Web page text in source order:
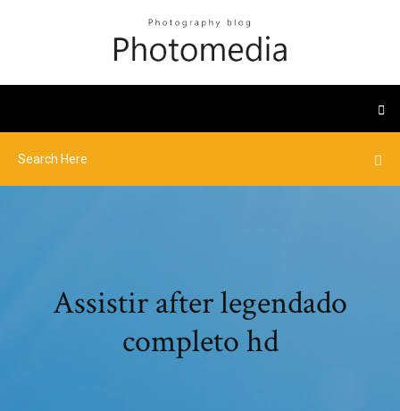
Assistir after legendado
completo hd